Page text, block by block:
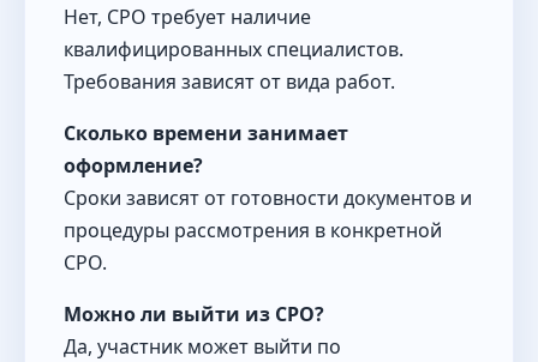
Нет, СРО требует наличие
квалифицированных специалистов.
Требования зависят от вида работ.
Сколько времени занимает
оформление?
Сроки зависят от готовности документов и
процедуры рассмотрения в конкретной
СРО.
Можно ли выйти из СРО?
Да, участник может выйти по